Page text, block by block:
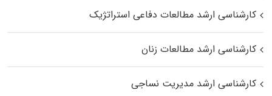
کارشناسی ارشد مطالعات دفاعی استراتژیک
کارشناسی ارشد مطالعات زنان
کارشناسی ارشد مدیریت نساجی